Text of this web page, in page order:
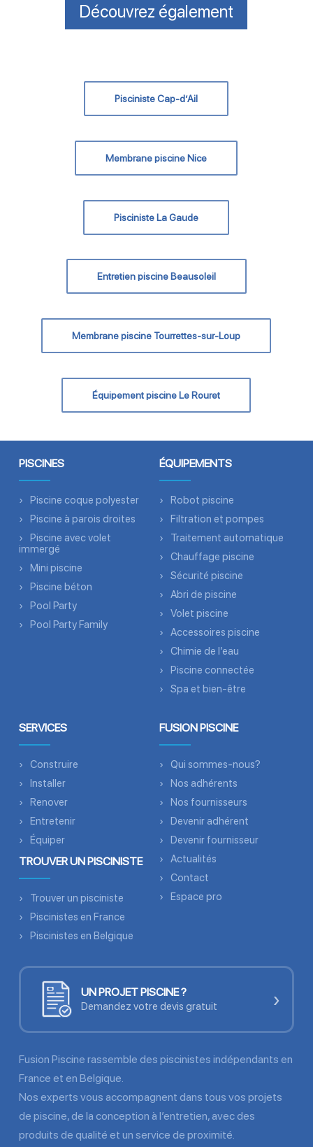
Découvrez également
Pisciniste Cap-d’Ail
Membrane piscine Nice
Pisciniste La Gaude
Entretien piscine Beausoleil
Membrane piscine Tourrettes-sur-Loup
Équipement piscine Le Rouret
PISCINES
Piscine coque polyester
Piscine à parois droites
Piscine avec volet
immergé
Mini piscine
Piscine béton
Pool Party
Pool Party Family
ÉQUIPEMENTS
Robot piscine
Filtration et pompes
Traitement automatique
Chauffage piscine
Sécurité piscine
Abri de piscine
Volet piscine
Accessoires piscine
Chimie de l’eau
Piscine connectée
Spa et bien-être
SERVICES
Construire
Installer
Renover
Entretenir
Équiper
TROUVER UN PISCINISTE
Trouver un pisciniste
Piscinistes en France
Piscinistes en Belgique
FUSION PISCINE
Qui sommes-nous?
Nos adhérents
Nos fournisseurs
Devenir adhérent
Devenir fournisseur
Actualités
Contact
Espace pro
UN PROJET PISCINE ?
Demandez votre devis gratuit ›
Fusion Piscine rassemble des piscinistes indépendants en
France et en Belgique.
Nos experts vous accompagnent dans tous vos projets
de piscine, de la conception à l’entretien, avec des
produits de qualité et un service de proximité.